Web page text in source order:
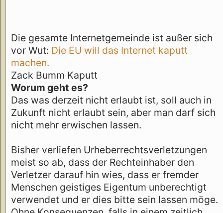
Die gesamte Internetgemeinde ist außer sich
vor Wut: Die EU will das Internet kaputt
machen.
Zack Bumm Kaputt
Worum geht es?
Das was derzeit nicht erlaubt ist, soll auch in
Zukunft nicht erlaubt sein, aber man darf sich
nicht mehr erwischen lassen.
Bisher verliefen Urheberrechtsverletzungen
meist so ab, dass der Rechteinhaber den
Verletzer darauf hin wies, dass er fremder
Menschen geistiges Eigentum unberechtigt
verwendet und er dies bitte sein lassen möge.